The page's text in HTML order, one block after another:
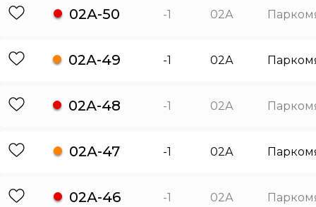
02А-50 -1 02А
02А-49 -1 02А
02А-48 -1 02А
02А-47 -1 02А
02А-46 -1 02А